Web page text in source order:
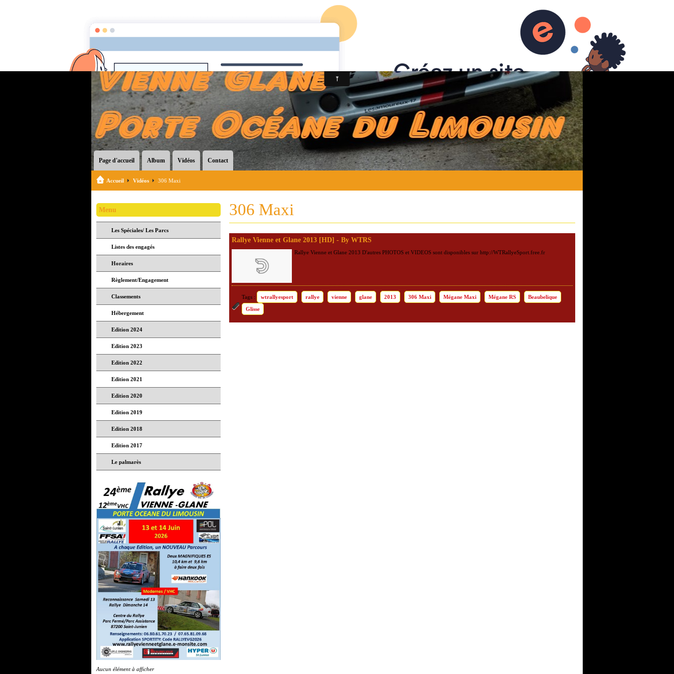
Page d'accueil Album Vidéos Contact
Accueil Vidéos 306 Maxi
306 Maxi
Rallye Vienne et Glane 2013 [HD] - By WTRS
Rallye Vienne et Glane 2013 D'autres PHOTOS et VIDEOS sont disponibles sur http://WTRallyeSport.free.fr
wtrallyesport rallye vienne glane 2013 306 Maxi Mégane Maxi Mégane RS
Beaubelique
Glisse
Menu
Les Spéciales/ Les Parcs
Listes des engagés
Horaires
Règlement/Engagement
Classements
Hébergement
Edition 2024
Edition 2023
Edition 2022
Edition 2021
Edition 2020
Edition 2019
Edition 2018
Edition 2017
Le palmarès
Aucun élément à afficher